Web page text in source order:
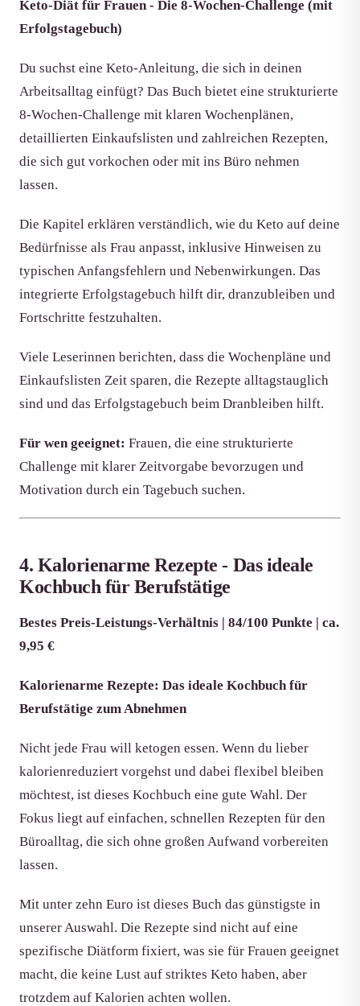
Keto-Diät für Frauen - Die 8-Wochen-Challenge (mit
Erfolgstagebuch)
Du suchst eine Keto-Anleitung, die sich in deinen
Arbeitsalltag einfügt? Das Buch bietet eine strukturierte
8-Wochen-Challenge mit klaren Wochenplänen,
detaillierten Einkaufslisten und zahlreichen Rezepten,
die sich gut vorkochen oder mit ins Büro nehmen
lassen.
Die Kapitel erklären verständlich, wie du Keto auf deine
Bedürfnisse als Frau anpasst, inklusive Hinweisen zu
typischen Anfangsfehlern und Nebenwirkungen. Das
integrierte Erfolgstagebuch hilft dir, dranzubleiben und
Fortschritte festzuhalten.
Viele Leserinnen berichten, dass die Wochenpläne und
Einkaufslisten Zeit sparen, die Rezepte alltagstauglich
sind und das Erfolgstagebuch beim Dranbleiben hilft.
Für wen geeignet: Frauen, die eine strukturierte
Challenge mit klarer Zeitvorgabe bevorzugen und
Motivation durch ein Tagebuch suchen.
4. Kalorienarme Rezepte - Das ideale
Kochbuch für Berufstätige
Bestes Preis-Leistungs-Verhältnis | 84/100 Punkte | ca.
9,95 €
Kalorienarme Rezepte: Das ideale Kochbuch für
Berufstätige zum Abnehmen
Nicht jede Frau will ketogen essen. Wenn du lieber
kalorienreduziert vorgehst und dabei flexibel bleiben
möchtest, ist dieses Kochbuch eine gute Wahl. Der
Fokus liegt auf einfachen, schnellen Rezepten für den
Büroalltag, die sich ohne großen Aufwand vorbereiten
lassen.
Mit unter zehn Euro ist dieses Buch das günstigste in
unserer Auswahl. Die Rezepte sind nicht auf eine
spezifische Diätform fixiert, was sie für Frauen geeignet
macht, die keine Lust auf striktes Keto haben, aber
trotzdem auf Kalorien achten wollen.